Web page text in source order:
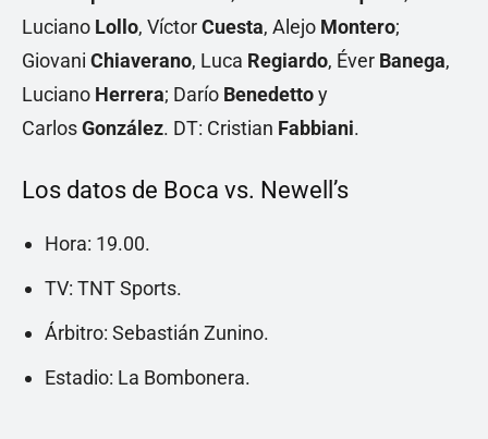
Luciano Lollo, VíctorCuesta, Alejo Montero;
Giovani Chiaverano, Luca Regiardo, Éver Banega,
Luciano Herrera; Darío Benedettoy
CarlosGonzález. DT: Cristian Fabbiani.
Los datos de Boca vs. Newell’s
Hora: 19.00.
TV: TNT Sports.
Árbitro: Sebastián Zunino.
Estadio: La Bombonera.